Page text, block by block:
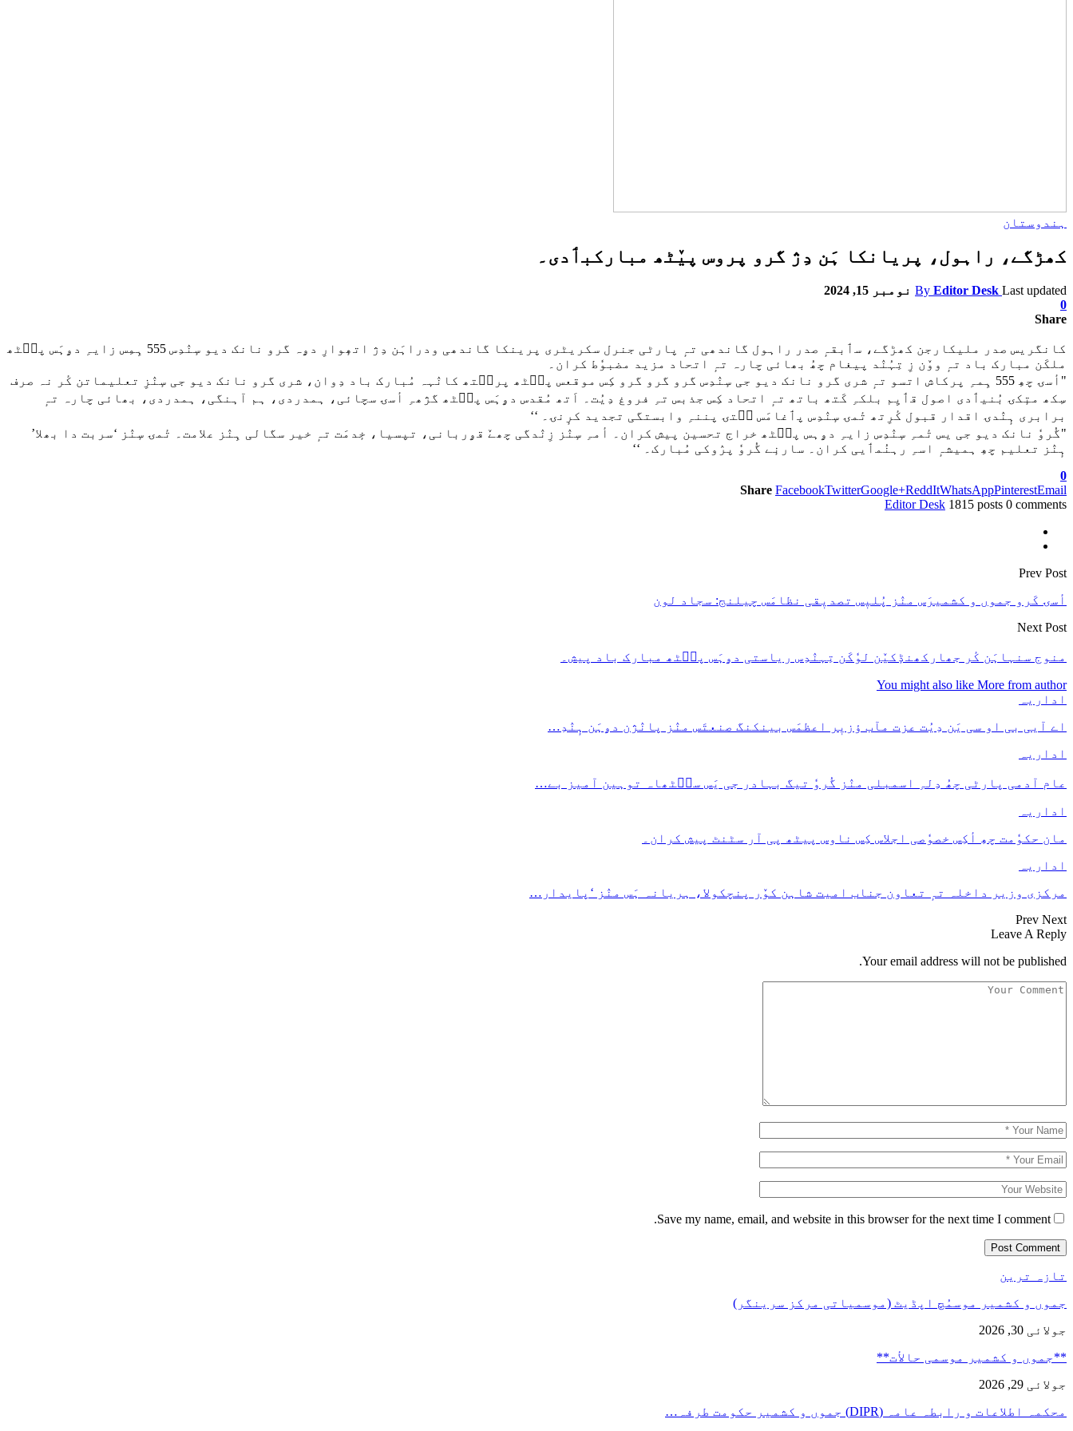
ہندوستان
کھڑگے، راہول، پریانکا ہَن دِژ گرو پروس پیٚٹھ مبارکبٲدی۔
By Editor Desk Last updated
نومبر 15, 2024
0
Share
کانگریس صدر ملیکارجن کھڑگے، سٲبقہٕ صدر راہول گاندھی تہٕ پارٹی جنرل سکریٹری پرینکا گاندھی ودراہَن دِژ اتھٕوارِ دۄہ گرو نانک دیو سٕنٛدِس 555 ہِمِس زایہِ دۄہَس پٮ۪ٹھ
ملکَن مبارک باد تہٕ ووٚن زِ تِہُنٛد پیغام چھُ بھائی چارہ تہٕ اتحاد مزید مضبوٗط کران۔
"أسۍ چھِ 555 ہِمہِ پرکاش اتسو تہٕ شری گرو نانک دیو جی سٕنٛدِس گرو گرو گرو کِس موقعس پٮ۪ٹھ پرٮ۪تھ کانٛہہ مُبارک باد دِوان، شری گرو نانک دیو جی سٕنٛزِ تعلیماتن کٔر نہ صرف
سِکھ متٕکۍ بُنیٲدی اصول قٲیِم بلکہِ کَتھ باتھ تہٕ اتحاد کِس جذبس تہِ فروغ دِیُت۔ اَتھ مُقدس دۄہَس پٮ۪ٹھ گژھہِ أسۍ سچائی، ہمدردی، ہم آہنگی، ہمدردی، بھائی چارہ تہٕ
برابری ہٕنٛدۍ اقدار قبول کٔرِتھ تٔمۍ سٕنٛدِس پٲغامَس سۭتۍ پننہِ وابستگی تجدید کرٕنۍ۔ ‘‘
"گُروٗ نانک دیو جی یس تٔمہِ سٕنٛدِس زایہِ دۄہس پٮ۪ٹھ خراج تحسین پیش کران۔ أمہِ سٕنٛز زِنٛدگی چھےٚ قۄربانی، تپسیا، خٕدمَت تہٕ خیر سگالی ہِنٛز علامت۔ تٔمۍ سٕنٛز ‘سربت دا بھلا’
ہٕنٛز تعلیم چھِ ہمیشہٕ اسہِ رہنُمٲیی کران۔ سارنٕے گُروٗ پرٛوکی مُبارک۔ ‘‘
0
Share FacebookTwitterGoogle+ReddItWhatsAppPinterestEmail
Editor Desk 1815 posts 0 comments
Prev Post
أسۍ کَرو جموں و کشمیرَس منٛز پُلیٖس تصدیٖقی نظامَس چیلنج: سجاد لون
Next Post
منوج سنہاہَن کٔر جھارکھنڈٕکیٚن لوٗکَن تِہنٛدِس ریاستی دۄہَس پٮ۪ٹھ مبارک باد پیش۔
You might also like More from author
اداریہ
اے آیی بی او سی یَن دِیُت عزت مآب ؤزیٖر اعظمَس بینکنگ صنعتَس منٛز پانٛژن دۄہَن ہٕنٛدِ…
اداریہ
عام آدمی پارٹی چھُ دِلہِ اسمبلی منٛز گُروٗ تیگ بہادر جی یَس سٮ۪ٹھاہ توہین آمیز بے…
اداریہ
مان حکوٗمت چھِ أکِس خصوٗصی اجلاس کِس ناوس پیٹھ پی آر سٹنٹ پیش کران۔
اداریہ
مرکزی وزیر داخلہ تہٕ تعاون جناب امیت شاہن کوٚر پنچکولا، ہریانہ ہَس منٛز ‘پایدار…
Prev Next
Leave A Reply
Your email address will not be published.
Save my name, email, and website in this browser for the next time I comment.
تازہ ترین
جموں و کشمیر موسمُچ اپڈیٹ (موسمیاتی مرکز سرینگر)
جولائی 30, 2026
**جموں و كشمیر موسمی حالأت**
جولائی 29, 2026
محکمہ اطلاعات و رابطہ عامہ (DIPR) جموں و کشمیر حکومت طرفہ…